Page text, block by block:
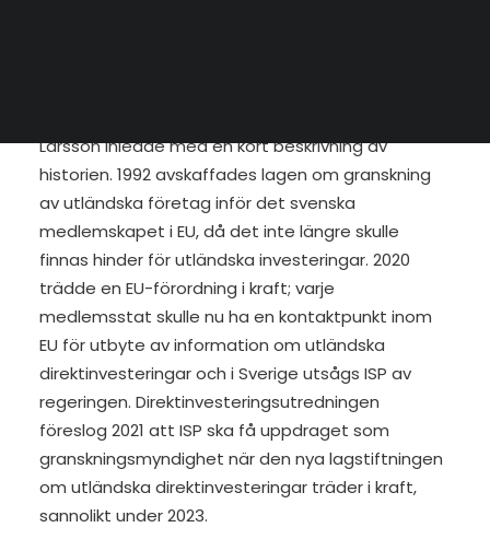
Larsson inledde med en kort beskrivning av
historien. 1992 avskaffades lagen om granskning
av utländska företag inför det svenska
medlemskapet i EU, då det inte längre skulle
finnas hinder för utländska investeringar. 2020
trädde en EU-förordning i kraft; varje
medlemsstat skulle nu ha en kontaktpunkt inom
EU för utbyte av information om utländska
direktinvesteringar och i Sverige utsågs ISP av
regeringen. Direktinvesteringsutredningen
föreslog 2021 att ISP ska få uppdraget som
granskningsmyndighet när den nya lagstiftningen
om utländska direktinvesteringar träder i kraft,
sannolikt under 2023.